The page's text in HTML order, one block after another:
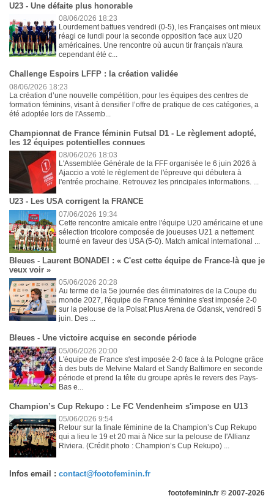
U23 - Une défaite plus honorable
08/06/2026 18:23
Lourdement battues vendredi (0-5), les Françaises ont mieux
réagi ce lundi pour la seconde opposition face aux U20
américaines. Une rencontre où aucun tir français n'aura
cependant été c...
Challenge Espoirs LFFP : la création validée
08/06/2026 18:23
La création d’une nouvelle compétition, pour les équipes des centres de
formation féminins, visant à densifier l’offre de pratique de ces catégories, a
été adoptée lors de l'Assemb...
Championnat de France féminin Futsal D1 - Le règlement adopté,
les 12 équipes potentielles connues
08/06/2026 18:03
L'Assemblée Générale de la FFF organisée le 6 juin 2026 à
Ajaccio a voté le règlement de l'épreuve qui débutera à
l'entrée prochaine. Retrouvez les principales informations. ...
U23 - Les USA corrigent la FRANCE
07/06/2026 19:34
Cette rencontre amicale entre l'équipe U20 américaine et une
sélection tricolore composée de joueuses U21 a nettement
tourné en faveur des USA (5-0). Match amical international ...
Bleues - Laurent BONADEI : « C'est cette équipe de France-là que je
veux voir »
05/06/2026 20:28
Au terme de la 5e journée des éliminatoires de la Coupe du
monde 2027, l'équipe de France féminine s'est imposée 2-0
sur la pelouse de la Polsat Plus Arena de Gdansk, vendredi 5
juin. Des ...
Bleues - Une victoire acquise en seconde période
05/06/2026 20:00
L'équipe de France s'est imposée 2-0 face à la Pologne grâce
à des buts de Melvine Malard et Sandy Baltimore en seconde
période et prend la tête du groupe après le revers des Pays-
Bas e...
Champion’s Cup Rekupo : Le FC Vendenheim s'impose en U13
05/06/2026 9:54
Retour sur la finale féminine de la Champion’s Cup Rekupo
qui a lieu le 19 et 20 mai à Nice sur la pelouse de l'Allianz
Riviera. (Crédit photo : Champion’s Cup Rekupo) ...
Infos email : contact@footofeminin.fr
footofeminin.fr © 2007-2026